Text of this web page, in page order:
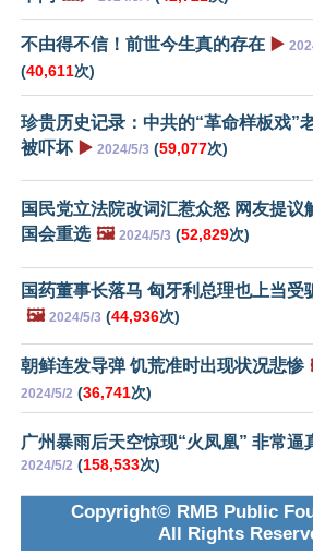
不由得不信！前世今生真的存在 ▶️
(40,611次)
珍贵历史记录：中共的“革命样板戏”
被吓坏 ▶️ 2024/5/3 (59,077次)
国民党立法院改词汇惹众怒 网友提议
国会重选 🖼️ 2024/5/3 (52,829次)
国药董事长落马 匈牙利总理也上当受
🖼️ 2024/5/3 (44,936次)
朝鲜连发导弹 饥荒准时出现状况悲惨
2024/5/2 (36,741次)
广州暴雨后天空惊现“火凤凰” 非常逼
2024/5/2 (158,533次)
Copyright© RMB Public
All Rights